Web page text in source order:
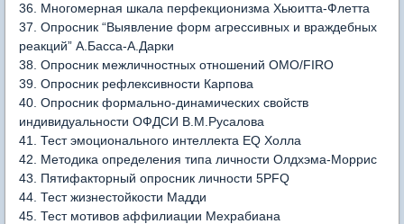
36. Многомерная шкала перфекционизма Хьюитта-Флетта
37. Опросник “Выявление форм агрессивных и враждебных
реакций” А.Басса-А.Дарки
38. Опросник межличностных отношений ОМО/FIRO
39. Опросник рефлексивности Карпова
40. Опросник формально-динамических свойств
индивидуальности ОФДСИ В.М.Русалова
41. Тест эмоционального интеллекта EQ Холла
42. Методика определения типа личности Олдхэма-Моррис
43. Пятифакторный опросник личности 5PFQ
44. Тест жизнестойкости Мадди
45. Тест мотивов аффилиации Мехрабиана